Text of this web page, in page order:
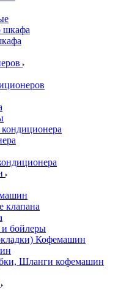
шкафа
клапана
и бойлеры
Кофемашин
Шланги кофемашин